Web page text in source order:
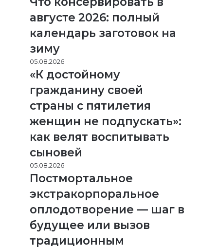
августе 2026: полный
календарь заготовок на
зиму
05.08.2026
«К достойному
гражданину своей
страны с пятилетия
женщин не подпускать»:
как велят воспитывать
сыновей
05.08.2026
Постмортальное
экстракорпоральное
оплодотворение — шаг в
будущее или вызов
традиционным